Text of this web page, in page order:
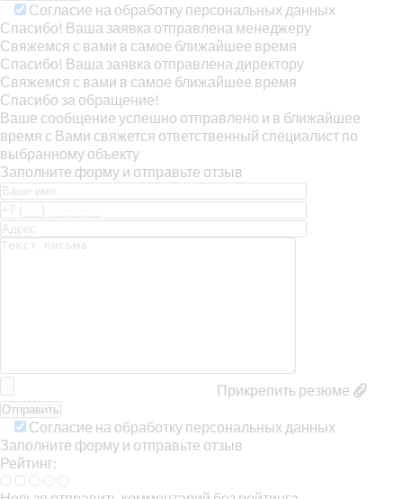
Согласие на обработку персональных данных
Спасибо! Ваша заявка отправлена менеджеру
Свяжемся с вами в самое ближайшее время
Спасибо! Ваша заявка отправлена директору
Свяжемся с вами в самое ближайшее время
Спасибо за обращение!
Ваше сообщение успешно отправлено и в ближайшее
время с Вами свяжется ответственный специалист по
выбранному объекту
Заполните форму и отправьте отзыв
Прикрепить резюме
Согласие на обработку персональных данных
Заполните форму и отправьте отзыв
Рейтинг: